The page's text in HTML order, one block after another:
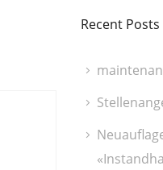
Recent Posts